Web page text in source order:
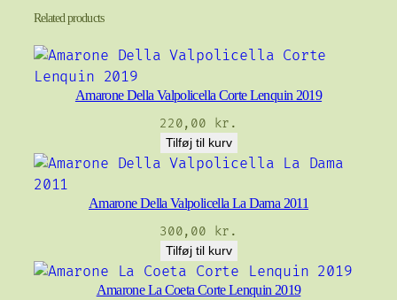
Related products
Amarone Della Valpolicella Corte Lenquin 2019
220,00 kr.
Tilføj til kurv
Amarone Della Valpolicella La Dama 2011
300,00 kr.
Tilføj til kurv
Amarone La Coeta Corte Lenquin 2019